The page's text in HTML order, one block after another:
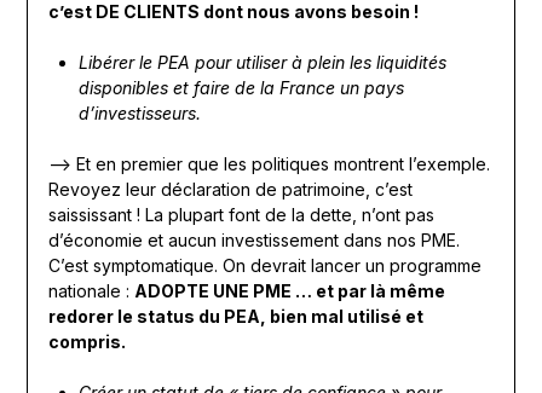
c’est DE CLIENTS dont nous avons besoin !
Libérer le PEA pour utiliser à plein les liquidités
disponibles et faire de la France un pays
d’investisseurs.
—> Et en premier que les politiques montrent l’exemple.
Revoyez leur déclaration de patrimoine, c’est
saississant ! La plupart font de la dette, n’ont pas
d’économie et aucun investissement dans nos PME.
C’est symptomatique. On devrait lancer un programme
nationale : ADOPTE UNE PME … et par là même
redorer le status du PEA, bien mal utilisé et
compris.